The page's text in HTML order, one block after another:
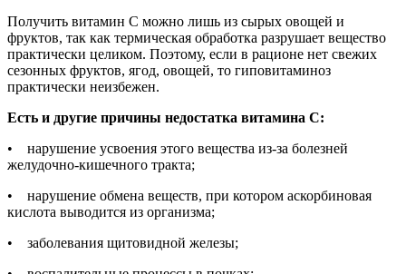
Получить витамин С можно лишь из сырых овощей и
фруктов, так как термическая обработка разрушает вещество
практически целиком. Поэтому, если в рационе нет свежих
сезонных фруктов, ягод, овощей, то гиповитаминоз
практически неизбежен.
Есть и другие причины недостатка витамина С:
• нарушение усвоения этого вещества из-за болезней
желудочно-кишечного тракта;
• нарушение обмена веществ, при котором аскорбиновая
кислота выводится из организма;
• заболевания щитовидной железы;